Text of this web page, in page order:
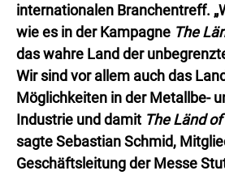
internationalen Branchentreff.
wie es in der Kampagne The
das wahre Land der
Wir sind vor allem auch das
Möglichkeiten in der Metallbe-
Industrie und damit The Länd
sagte Sebastian Schmid,
Geschäftsleitung der Messe